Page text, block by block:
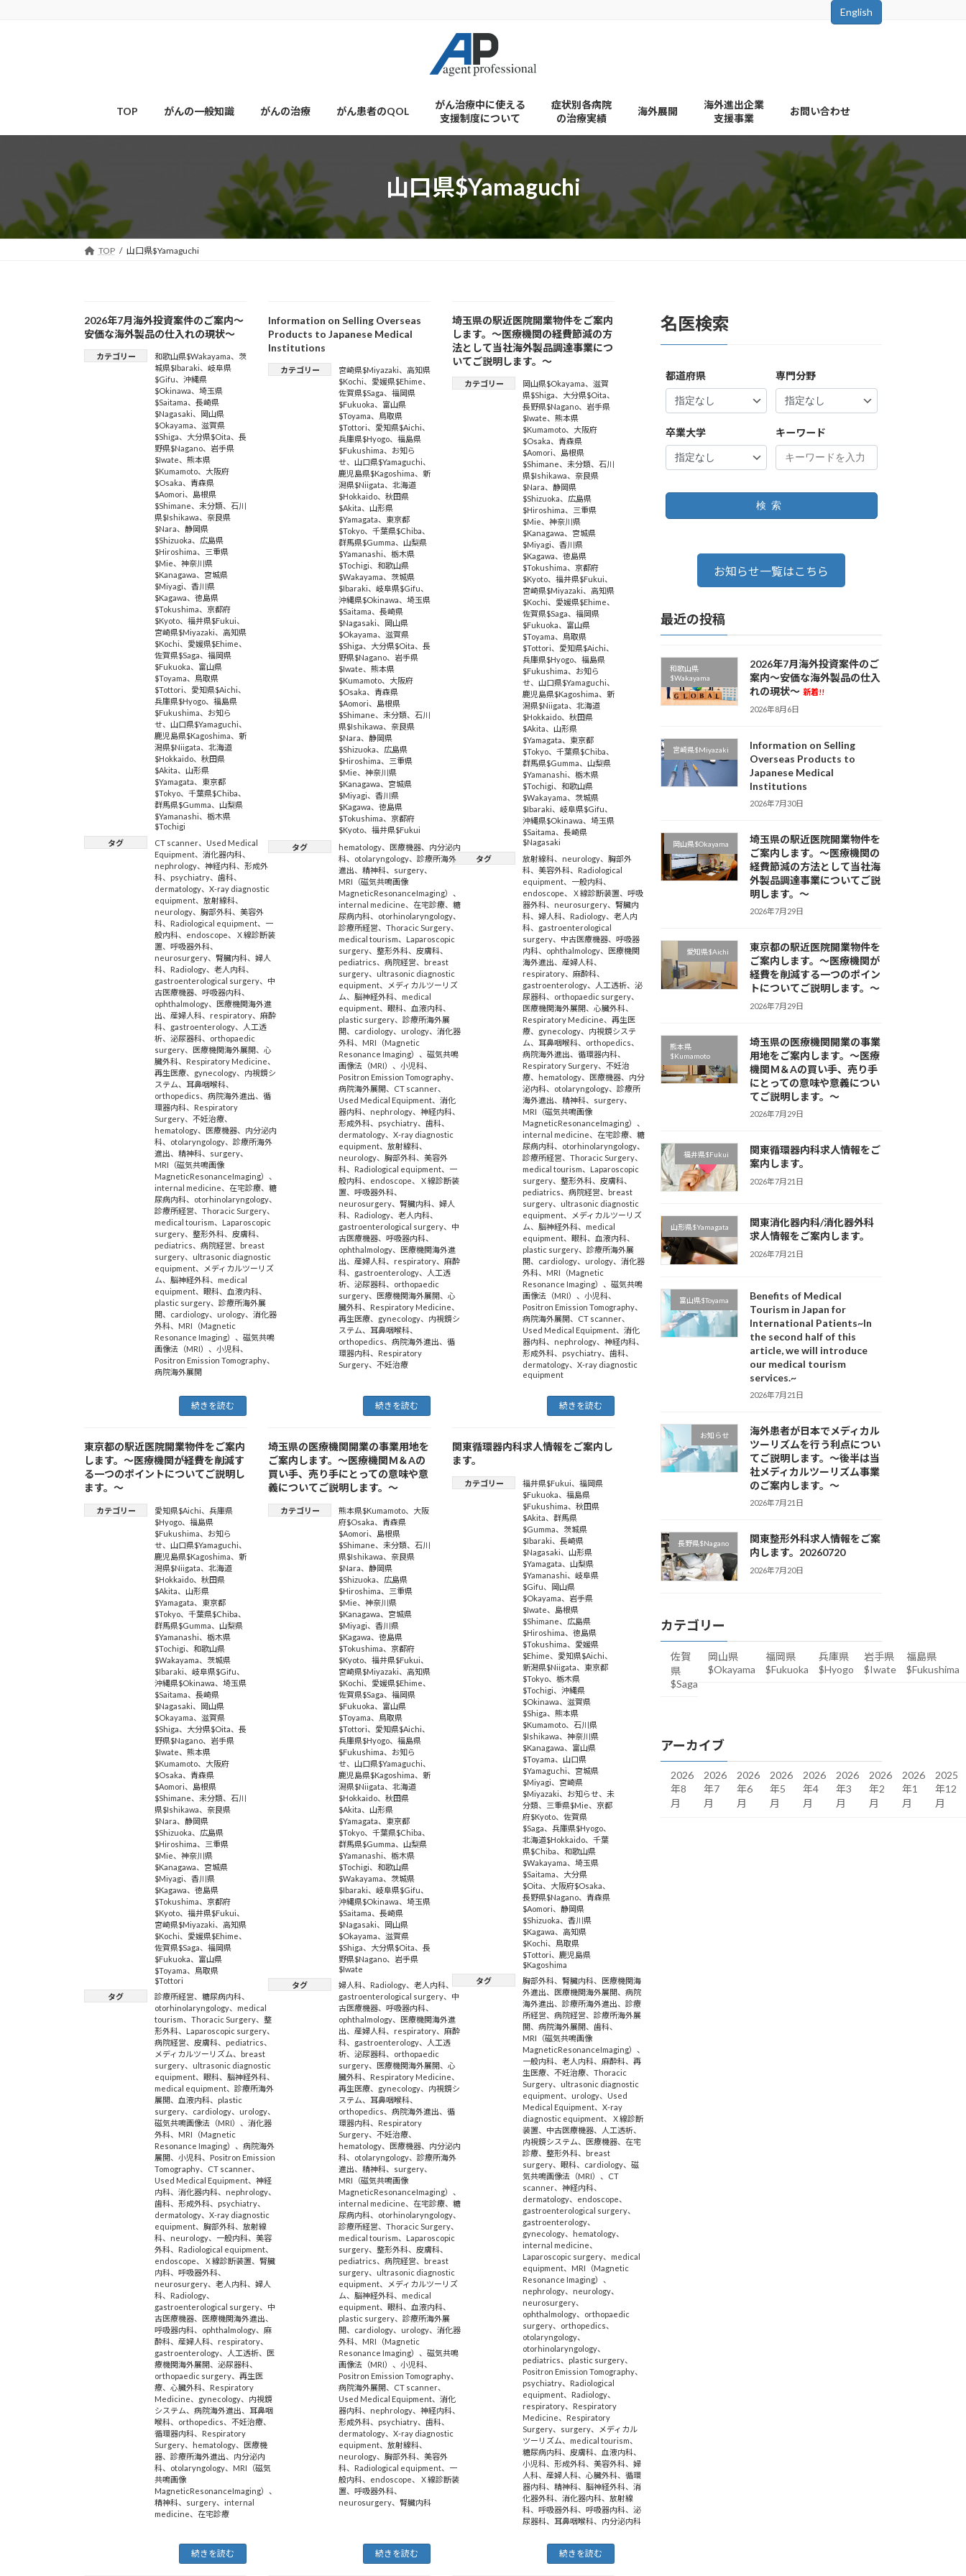
English
TOP がんの一般知識 がんの治療 がん患者のQOL
がん治療中に使える
支援制度について
症状別各病院
の治療実績
海外展開
海外進出企業
支援事業
お問い合わせ
山口県$Yamaguchi
TOP 山口県$Yamaguchi
2026年7月海外投資案件のご案内～
安価な海外製品の仕入れの現状～
カテゴリー 和歌山県$Wakayama、 茨
城県$Ibaraki、 岐阜県
$Gifu、 沖縄県
$Okinawa、 埼玉県
$Saitama、 長崎県
$Nagasaki、 岡山県
$Okayama、 滋賀県
$Shiga、 大分県$Oita、 長
野県$Nagano、 岩手県
$Iwate、 熊本県
$Kumamoto、 大阪府
$Osaka、 青森県
$Aomori、 島根県
$Shimane、 未分類、 石川
県$Ishikawa、 奈良県
$Nara、 静岡県
$Shizuoka、 広島県
$Hiroshima、 三重県
$Mie、 神奈川県
$Kanagawa、 宮城県
$Miyagi、 香川県
$Kagawa、 徳島県
$Tokushima、 京都府
$Kyoto、 福井県$Fukui、
宮崎県$Miyazaki、 高知県
$Kochi、 愛媛県$Ehime、
佐賀県$Saga、 福岡県
$Fukuoka、 富山県
$Toyama、 鳥取県
$Tottori、 愛知県$Aichi、
兵庫県$Hyogo、 福島県
$Fukushima、 お知ら
せ、 山口県$Yamaguchi、
鹿児島県$Kagoshima、 新
潟県$Niigata、 北海道
$Hokkaido、 秋田県
$Akita、 山形県
$Yamagata、 東京都
$Tokyo、 千葉県$Chiba、
群馬県$Gumma、 山梨県
$Yamanashi、 栃木県
$Tochigi
タグ
CT scanner、 Used Medical
Equipment、 消化器内科、
nephrology、 神経内科、 形成外
科、 psychiatry、 歯科、
dermatology、 X-ray diagnostic
equipment、 放射線科、
neurology、 胸部外科、 美容外
科、 Radiological equipment、 一
般内科、 endoscope、
Ｘ線診断装
置、 呼吸器外科、
neurosurgery、 腎臓内科、 婦人
科、 Radiology、 老人内科、
gastroenterological surgery、 中
古医療機器、 呼吸器内科、
ophthalmology、 医療機関海外進
出、 産婦人科、 respiratory、 麻酔
科、 gastroenterology、
人工透
析、 泌尿器科、 orthopaedic
surgery、 医療機関海外展開、 心
臓外科、 Respiratory Medicine、
再生医療、 gynecology、 内視鏡シ
ステム、 耳鼻咽喉科、
orthopedics、 病院海外進出、 循
環器内科、 Respiratory
Surgery、 不妊治療、
hematology、 医療機器、 内分泌内
科、 otolaryngology、 診療所海外
進出、 精神科、 surgery、
MRI（磁気共鳴画像
MagneticResonanceImaging） 、
internal medicine、 在宅診療、 糖
尿病内科、 otorhinolaryngology、
診療所経営、 Thoracic Surgery、
medical tourism、 Laparoscopic
surgery、 整形外科、 皮膚科、
pediatrics、 病院経営、 breast
surgery、 ultrasonic diagnostic
equipment、
メディカルツーリズ
ム、 脳神経外科、 medical
equipment、 眼科、 血液内科、
plastic surgery、 診療所海外展
開、 cardiology、 urology、 消化器
外科、 MRI（Magnetic
Resonance Imaging） 、 磁気共鳴
画像法（MRI） 、 小児科、
Positron Emission Tomography、
病院海外展開
続きを読む
Information on Selling Overseas
Products to Japanese Medical
Institutions
カテゴリー 宮崎県$Miyazaki、高知県
$Kochi、 愛媛県$Ehime、
佐賀県$Saga、福岡県
$Fukuoka、 富山県
$Toyama、 鳥取県
$Tottori、 愛知県$Aichi、
兵庫県$Hyogo、福島県
$Fukushima、 お知ら
せ、山口県$Yamaguchi、
鹿児島県$Kagoshima、新
潟県$Niigata、北海道
$Hokkaido、秋田県
$Akita、山形県
$Yamagata、 東京都
$Tokyo、千葉県$Chiba、
群馬県$Gumma、山梨県
$Yamanashi、栃木県
$Tochigi、和歌山県
$Wakayama、 茨城県
$Ibaraki、岐阜県$Gifu、
沖縄県$Okinawa、埼玉県
$Saitama、長崎県
$Nagasaki、 岡山県
$Okayama、滋賀県
$Shiga、 大分県$Oita、長
野県$Nagano、 岩手県
$Iwate、熊本県
$Kumamoto、 大阪府
$Osaka、青森県
$Aomori、 島根県
$Shimane、未分類、石川
県$Ishikawa、奈良県
$Nara、静岡県
$Shizuoka、 広島県
$Hiroshima、 三重県
$Mie、神奈川県
$Kanagawa、 宮城県
$Miyagi、香川県
$Kagawa、徳島県
$Tokushima、京都府
$Kyoto、福井県$Fukui
タグ
hematology、 医療機器、 内分泌内
科、 otolaryngology、診療所海外
進出、精神科、 surgery、
MRI（磁気共鳴画像
MagneticResonanceImaging）、
internal medicine、 在宅診療、糖
尿病内科、 otorhinolaryngology、
診療所経営、Thoracic Surgery、
medical tourism、 Laparoscopic
surgery、整形外科、 皮膚科、
pediatrics、病院経営、 breast
surgery、 ultrasonic diagnostic
equipment、
メディカルツーリズ
ム、脳神経外科、 medical
equipment、眼科、 血液内科、
plastic surgery、診療所海外展
開、 cardiology、 urology、消化器
外科、 MRI（Magnetic
Resonance Imaging）、磁気共鳴
画像法（MRI）、小児科、
Positron Emission Tomography、
病院海外展開、 CT scanner、
Used Medical Equipment、消化
器内科、 nephrology、神経内科、
形成外科、 psychiatry、歯科、
dermatology、X-ray diagnostic
equipment、放射線科、
neurology、胸部外科、美容外
科、 Radiological equipment、 一
般内科、 endoscope、
Ｘ線診断装
置、呼吸器外科、
neurosurgery、腎臓内科、婦人
科、 Radiology、老人内科、
gastroenterological surgery、 中
古医療機器、呼吸器内科、
ophthalmology、 医療機関海外進
出、産婦人科、 respiratory、麻酔
科、 gastroenterology、
人工透
析、泌尿器科、 orthopaedic
surgery、 医療機関海外展開、心
臓外科、 Respiratory Medicine、
再生医療、 gynecology、 内視鏡シ
ステム、 耳鼻咽喉科、
orthopedics、病院海外進出、循
環器内科、 Respiratory
Surgery、不妊治療
続きを読む
埼玉県の駅近医院開業物件をご案内
します。～医療機関の経費節減の方
法として当社海外製品調達事業につ
いてご説明します。～
カテゴリー 岡山県$Okayama、滋賀
県$Shiga、 大分県$Oita、
長野県$Nagano、 岩手県
$Iwate、熊本県
$Kumamoto、 大阪府
$Osaka、青森県
$Aomori、 島根県
$Shimane、未分類、石川
県$Ishikawa、奈良県
$Nara、静岡県
$Shizuoka、 広島県
$Hiroshima、 三重県
$Mie、神奈川県
$Kanagawa、 宮城県
$Miyagi、香川県
$Kagawa、徳島県
$Tokushima、京都府
$Kyoto、福井県$Fukui、
宮崎県$Miyazaki、高知県
$Kochi、 愛媛県$Ehime、
佐賀県$Saga、福岡県
$Fukuoka、 富山県
$Toyama、 鳥取県
$Tottori、 愛知県$Aichi、
兵庫県$Hyogo、福島県
$Fukushima、 お知ら
せ、山口県$Yamaguchi、
鹿児島県$Kagoshima、新
潟県$Niigata、北海道
$Hokkaido、秋田県
$Akita、山形県
$Yamagata、 東京都
$Tokyo、千葉県$Chiba、
群馬県$Gumma、山梨県
$Yamanashi、栃木県
$Tochigi、和歌山県
$Wakayama、 茨城県
$Ibaraki、岐阜県$Gifu、
沖縄県$Okinawa、埼玉県
$Saitama、長崎県
$Nagasaki
タグ
放射線科、 neurology、胸部外
科、美容外科、 Radiological
equipment、 一般内科、
endoscope、 Ｘ線診断装置、呼吸
器外科、 neurosurgery、腎臓内
科、婦人科、 Radiology、老人内
科、 gastroenterological
surgery、 中古医療機器、呼吸器
内科、 ophthalmology、 医療機関
海外進出、産婦人科、
respiratory、麻酔科、
gastroenterology、 人工透析、泌
尿器科、 orthopaedic surgery、
医療機関海外展開、心臓外科、
Respiratory Medicine、再生医
療、 gynecology、 内視鏡システ
ム、 耳鼻咽喉科、 orthopedics、
病院海外進出、循環器内科、
Respiratory Surgery、不妊治
療、 hematology、 医療機器、 内分
泌内科、 otolaryngology、診療所
海外進出、精神科、 surgery、
MRI（磁気共鳴画像
MagneticResonanceImaging）、
internal medicine、 在宅診療、糖
尿病内科、 otorhinolaryngology、
診療所経営、Thoracic Surgery、
medical tourism、 Laparoscopic
surgery、整形外科、 皮膚科、
pediatrics、病院経営、 breast
surgery、 ultrasonic diagnostic
equipment、
メディカルツーリズ
ム、脳神経外科、 medical
equipment、眼科、 血液内科、
plastic surgery、診療所海外展
開、 cardiology、 urology、消化器
外科、 MRI（Magnetic
Resonance Imaging）、磁気共鳴
画像法（MRI）、小児科、
Positron Emission Tomography、
病院海外展開、 CT scanner、
Used Medical Equipment、消化
器内科、 nephrology、神経内科、
形成外科、 psychiatry、歯科、
dermatology、X-ray diagnostic
equipment
続きを読む
東京都の駅近医院開業物件をご案内
します。～医療機関が経費を削減す
る一つのポイントについてご説明し
ます。～
カテゴリー 愛知県$Aichi、 兵庫県
$Hyogo、 福島県
$Fukushima、 お知ら
せ、 山口県$Yamaguchi、
鹿児島県$Kagoshima、 新
潟県$Niigata、 北海道
$Hokkaido、 秋田県
$Akita、 山形県
$Yamagata、 東京都
$Tokyo、 千葉県$Chiba、
群馬県$Gumma、 山梨県
$Yamanashi、 栃木県
$Tochigi、 和歌山県
$Wakayama、 茨城県
$Ibaraki、 岐阜県$Gifu、
沖縄県$Okinawa、 埼玉県
$Saitama、 長崎県
$Nagasaki、 岡山県
$Okayama、 滋賀県
$Shiga、 大分県$Oita、 長
野県$Nagano、 岩手県
$Iwate、 熊本県
$Kumamoto、 大阪府
$Osaka、 青森県
$Aomori、 島根県
$Shimane、 未分類、 石川
県$Ishikawa、 奈良県
$Nara、 静岡県
$Shizuoka、 広島県
$Hiroshima、 三重県
$Mie、 神奈川県
$Kanagawa、 宮城県
$Miyagi、 香川県
$Kagawa、 徳島県
$Tokushima、 京都府
$Kyoto、 福井県$Fukui、
宮崎県$Miyazaki、 高知県
$Kochi、 愛媛県$Ehime、
佐賀県$Saga、 福岡県
$Fukuoka、 富山県
$Toyama、 鳥取県
$Tottori
タグ
診療所経営、 糖尿病内科、
otorhinolaryngology、 medical
tourism、 Thoracic Surgery、 整
形外科、 Laparoscopic surgery、
病院経営、 皮膚科、 pediatrics、
メディカルツーリズム、
breast
surgery、 ultrasonic diagnostic
equipment、 眼科、 脳神経外科、
medical equipment、 診療所海外
展開、 血液内科、 plastic
surgery、 cardiology、 urology、
磁気共鳴画像法（MRI） 、 消化器
外科、 MRI（Magnetic
Resonance Imaging） 、 病院海外
展開、 小児科、 Positron Emission
Tomography、 CT scanner、
Used Medical Equipment、 神経
内科、 消化器内科、 nephrology、
歯科、 形成外科、 psychiatry、
dermatology、 X-ray diagnostic
equipment、 胸部外科、 放射線
科、 neurology、 一般内科、 美容
外科、 Radiological equipment、
endoscope、 Ｘ線診断装置、 腎臓
内科、 呼吸器外科、
neurosurgery、 老人内科、 婦人
科、 Radiology、
gastroenterological surgery、 中
古医療機器、 医療機関海外進出、
呼吸器内科、 ophthalmology、 麻
酔科、 産婦人科、 respiratory、
gastroenterology、 人工透析、 医
療機関海外展開、 泌尿器科、
orthopaedic surgery、 再生医
療、 心臓外科、 Respiratory
Medicine、 gynecology、 内視鏡
システム、 病院海外進出、 耳鼻咽
喉科、 orthopedics、 不妊治療、
循環器内科、 Respiratory
Surgery、 hematology、 医療機
器、 診療所海外進出、 内分泌内
科、 otolaryngology、 MRI（磁気
共鳴画像
MagneticResonanceImaging） 、
精神科、 surgery、 internal
medicine、 在宅診療
続きを読む
埼玉県の医療機関開業の事業用地を
ご案内します。～医療機関Ｍ＆Aの
買い手、売り手にとっての意味や意
義についてご説明します。～
カテゴリー 熊本県$Kumamoto、 大阪
府$Osaka、青森県
$Aomori、 島根県
$Shimane、未分類、石川
県$Ishikawa、奈良県
$Nara、静岡県
$Shizuoka、 広島県
$Hiroshima、 三重県
$Mie、神奈川県
$Kanagawa、 宮城県
$Miyagi、香川県
$Kagawa、徳島県
$Tokushima、京都府
$Kyoto、福井県$Fukui、
宮崎県$Miyazaki、高知県
$Kochi、 愛媛県$Ehime、
佐賀県$Saga、福岡県
$Fukuoka、 富山県
$Toyama、 鳥取県
$Tottori、 愛知県$Aichi、
兵庫県$Hyogo、福島県
$Fukushima、 お知ら
せ、山口県$Yamaguchi、
鹿児島県$Kagoshima、新
潟県$Niigata、北海道
$Hokkaido、秋田県
$Akita、山形県
$Yamagata、 東京都
$Tokyo、千葉県$Chiba、
群馬県$Gumma、山梨県
$Yamanashi、栃木県
$Tochigi、和歌山県
$Wakayama、 茨城県
$Ibaraki、岐阜県$Gifu、
沖縄県$Okinawa、埼玉県
$Saitama、長崎県
$Nagasaki、 岡山県
$Okayama、滋賀県
$Shiga、 大分県$Oita、長
野県$Nagano、 岩手県
$Iwate
タグ
婦人科、 Radiology、老人内科、
gastroenterological surgery、 中
古医療機器、呼吸器内科、
ophthalmology、 医療機関海外進
出、産婦人科、 respiratory、麻酔
科、 gastroenterology、
人工透
析、泌尿器科、 orthopaedic
surgery、 医療機関海外展開、心
臓外科、 Respiratory Medicine、
再生医療、 gynecology、 内視鏡シ
ステム、 耳鼻咽喉科、
orthopedics、病院海外進出、循
環器内科、 Respiratory
Surgery、不妊治療、
hematology、 医療機器、 内分泌内
科、 otolaryngology、診療所海外
進出、精神科、 surgery、
MRI（磁気共鳴画像
MagneticResonanceImaging）、
internal medicine、 在宅診療、糖
尿病内科、 otorhinolaryngology、
診療所経営、Thoracic Surgery、
medical tourism、 Laparoscopic
surgery、整形外科、 皮膚科、
pediatrics、病院経営、
breast
surgery、 ultrasonic diagnostic
equipment、
メディカルツーリズ
ム、脳神経外科、 medical
equipment、 眼科、 血液内科、
plastic surgery、診療所海外展
開、 cardiology、 urology、消化器
外科、 MRI（Magnetic
Resonance Imaging）、磁気共鳴
画像法（MRI）、小児科、
Positron Emission Tomography、
病院海外展開、 CT scanner、
Used Medical Equipment、消化
器内科、 nephrology、神経内科、
形成外科、 psychiatry、歯科、
dermatology、X-ray diagnostic
equipment、放射線科、
neurology、胸部外科、美容外
科、 Radiological equipment、 一
般内科、 endoscope、
Ｘ線診断装
置、呼吸器外科、
neurosurgery、腎臓内科
続きを読む
関東循環器内科求人情報をご案内し
ます。
カテゴリー 福井県$Fukui、福岡県
$Fukuoka、福島県
$Fukushima、秋田県
$Akita、群馬県
$Gumma、 茨城県
$Ibaraki、長崎県
$Nagasaki、山形県
$Yamagata、山梨県
$Yamanashi、岐阜県
$Gifu、 岡山県
$Okayama、 岩手県
$Iwate、 島根県
$Shimane、 広島県
$Hiroshima、徳島県
$Tokushima、 愛媛県
$Ehime、 愛知県$Aichi、
新潟県$Niigata、 東京都
$Tokyo、栃木県
$Tochigi、沖縄県
$Okinawa、滋賀県
$Shiga、熊本県
$Kumamoto、石川県
$Ishikawa、神奈川県
$Kanagawa、 富山県
$Toyama、山口県
$Yamaguchi、 宮城県
$Miyagi、 宮崎県
$Miyazaki、 お知らせ、未
分類、 三重県$Mie、京都
府$Kyoto、佐賀県
$Saga、兵庫県$Hyogo、
北海道$Hokkaido、千葉
県$Chiba、和歌山県
$Wakayama、埼玉県
$Saitama、 大分県
$Oita、 大阪府$Osaka、
長野県$Nagano、青森県
$Aomori、静岡県
$Shizuoka、香川県
$Kagawa、高知県
$Kochi、 鳥取県
$Tottori、鹿児島県
$Kagoshima
タグ
胸部外科、腎臓内科、 医療機関海
外進出、 医療機関海外展開、病院
海外進出、診療所海外進出、診療
所経営、病院経営、診療所海外展
開、病院海外展開、歯科、
MRI（磁気共鳴画像
MagneticResonanceImaging）、
一般内科、老人内科、麻酔科、再
生医療、不妊治療、Thoracic
Surgery、 ultrasonic diagnostic
equipment、 urology、 Used
Medical Equipment、X-ray
diagnostic equipment、
Ｘ線診断
装置、 中古医療機器、 人工透析、
内視鏡システム、 医療機器、 在宅
診療、整形外科、
breast
surgery、 眼科、 cardiology、磁
気共鳴画像法（MRI）、 CT
scanner、神経内科、
dermatology、 endoscope、
gastroenterological surgery、
gastroenterology、
gynecology、 hematology、
internal medicine、
Laparoscopic surgery、 medical
equipment、 MRI（Magnetic
Resonance Imaging）、
nephrology、 neurology、
neurosurgery、
ophthalmology、 orthopaedic
surgery、 orthopedics、
otolaryngology、
otorhinolaryngology、
pediatrics、 plastic surgery、
Positron Emission Tomography、
psychiatry、 Radiological
equipment、 Radiology、
respiratory、 Respiratory
Medicine、 Respiratory
Surgery、 surgery、
メディカル
ツーリズム、 medical tourism、
糖尿病内科、 皮膚科、 血液内科、
小児科、形成外科、美容外科、婦
人科、産婦人科、心臓外科、循環
器内科、精神科、脳神経外科、消
化器外科、消化器内科、放射線
科、呼吸器外科、呼吸器内科、泌
尿器科、 耳鼻咽喉科、 内分泌内科
続きを読む
名医検索
都道府県 専門分野
卒業大学 キーワード
検索
お知らせ一覧はこちら
最近の投稿
和歌山県
$Wakayama
2026年7月海外投資案件のご
案内～安価な海外製品の仕入
れの現状～ 新着!!
2026年8月6日
宮崎県$Miyazaki
Information on Selling
Overseas Products to
Japanese Medical
Institutions
2026年7月30日
岡山県$Okayama
埼玉県の駅近医院開業物件を
ご案内します。～医療機関の
経費節減の方法として当社海
外製品調達事業についてご説
明します。～
2026年7月29日
愛知県$Aichi
東京都の駅近医院開業物件を
ご案内します。～医療機関が
経費を削減する一つのポイン
トについてご説明します。～
2026年7月29日
熊本県
$Kumamoto
埼玉県の医療機関開業の事業
用地をご案内します。～医療
機関Ｍ＆Aの買い手、売り手
にとっての意味や意義につい
てご説明します。～
2026年7月29日
福井県$Fukui
関東循環器内科求人情報をご
案内します。
2026年7月21日
山形県$Yamagata
関東消化器内科/消化器外科
求人情報をご案内します。
2026年7月21日
富山県$Toyama
Benefits of Medical
Tourism in Japan for
International Patients~In
the second half of this
article, we will introduce
our medical tourism
services.~
2026年7月21日
お知らせ
海外患者が日本でメディカル
ツーリズムを行う利点につい
てご説明します。～後半は当
社メディカルツーリズム事業
のご案内します。～
2026年7月21日
長野県$Nagano
関東整形外科求人情報をご案
内します。20260720
2026年7月20日
カテゴリー
佐賀
県
$Saga
岡山県
$Okayama
福岡県
$Fukuoka
兵庫県
$Hyogo
岩手県
$Iwate
福島県
$Fukushima
アーカイブ
2026
年8
月
2026
年7
月
2026
年6
月
2026
年5
月
2026
年4
月
2026
年3
月
2026
年2
月
2026
年1
月
2025
年12
月